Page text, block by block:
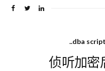
..dba script
侦听加密